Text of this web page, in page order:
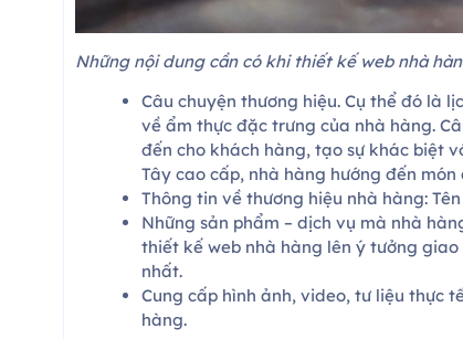
Những nội dung cần có khi thiết kế web nhà
Câu chuyện thương hiệu. Cụ thể đó là
về ẩm thực đặc trưng của nhà hàng.
đến cho khách hàng, tạo sự khác biệt
Tây cao cấp, nhà hàng hướng đến
Thông tin về thương hiệu nhà hàng:
Những sản phẩm – dịch vụ mà nhà
thiết kế web nhà hàng lên ý tưởng
nhất.
Cung cấp hình ảnh, video, tư liệu thực
hàng.